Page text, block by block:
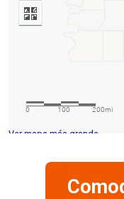
Ver mapa más grande